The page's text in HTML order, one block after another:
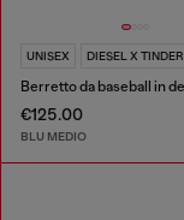
UNISEX DIESEL X TINDER
€125.00
BLU MEDIO